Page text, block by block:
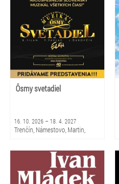
Liptovský Hrádok, Trnava, Žilina
Ôsmy svetadiel
16. 10. 2026 – 18. 4. 2027
Trenčín, Námestovo, Martin,
nad Hronom, Bratislava, Levice,
Poprad, Považská Bystrica,
Bojnice, Topoľčany, Trnava, Nové
Zámky, Žilina